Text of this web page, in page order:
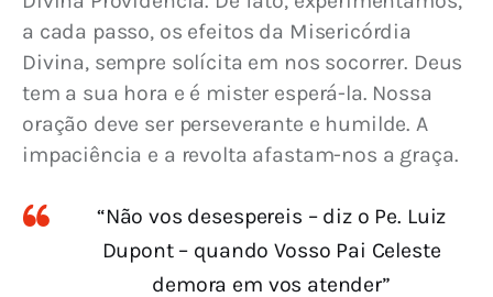
a cada passo, os efeitos da Misericórdia
Divina, sempre solícita em nos socorrer. Deus
tem a sua hora e é mister esperá-la. Nossa
oração deve ser perseverante e humilde. A
impaciência e a revolta afastam-nos a graça.
“Não vos desespereis – diz o Pe. Luiz
Dupont – quando Vosso Pai Celeste
demora em vos atender”